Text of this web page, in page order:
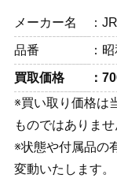
メーカー名
品番
買取価格
※買い取り価格は
ものではありま
※状態や付属品の
変動いたします。